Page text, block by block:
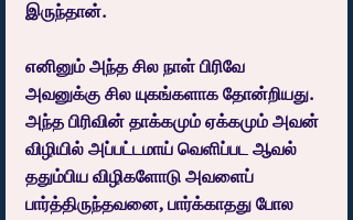
இருந்தான்.
எனினும் அந்த சில நாள் பிரிவே
அவனுக்கு சில யுகங்களாக தோன்றியது.
அந்த பிரிவின் தாக்கமும் ஏக்கமும் அவன்
விழியில் அப்பட்டமாய் வெளிப்பட ஆவல்
ததும்பிய விழிகளோடு அவளைப்
பார்த்திருந்தவனை, பார்க்காதது போல